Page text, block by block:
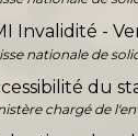
Invalidité -
nationale de
du
chargé de